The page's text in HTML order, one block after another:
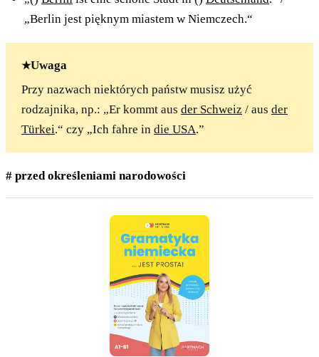
„Berlin jest pięknym miastem w Niemczech.“
Uwaga
Przy nazwach niektórych państw musisz użyć
rodzajnika, np.: „Er kommt aus der Schweiz / aus der
Türkei.“ czy „Ich fahre in die USA.”
# przed określeniami narodowości